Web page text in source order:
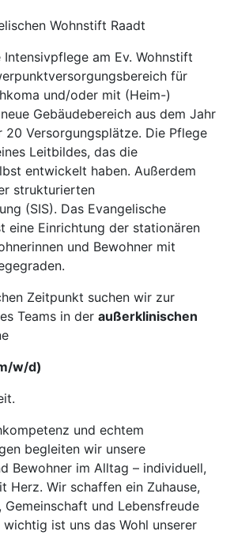
Wohnstift Raadt
Intensivpflege am Ev. Wohnstift
für
und/oder mit (Heim-)
Gebäudebereich aus dem Jahr
Versorgungsplätze. Die Pflege
Leitbildes, das die
entwickelt haben. Außerdem
strukturierten
(SIS). Das Evangelische
eine Einrichtung der stationären
und Bewohner mit
Zeitpunkt suchen wir zur
Teams in der außerklinischen
w/d)
und echtem
begleiten wir unsere
Bewohner im Alltag – individuell,
Herz. Wir schaffen ein Zuhause,
Gemeinschaft und Lebensfreude
ist uns das Wohl unserer